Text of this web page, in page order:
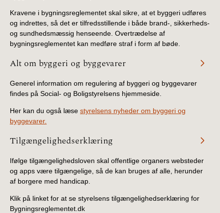
Kravene i bygningsreglementet skal sikre, at et byggeri udføres
og indrettes, så det er tilfredsstillende i både brand-, sikkerheds-
og sundhedsmæssig henseende. Overtrædelse af
bygningsreglementet kan medføre straf i form af bøde.
Alt om byggeri og byggevarer
Generel information om regulering af byggeri og byggevarer
findes på Social- og Boligstyrelsens hjemmeside.
Her kan du også læse styrelsens nyheder om byggeri og
byggevarer.
Tilgængelighedserklæring
Ifølge tilgængelighedsloven skal offentlige organers websteder
og apps være tilgængelige, så de kan bruges af alle, herunder
af borgere med handicap.
Klik på linket for at se styrelsens tilgængelighedserklæring for
Bygningsreglementet.dk